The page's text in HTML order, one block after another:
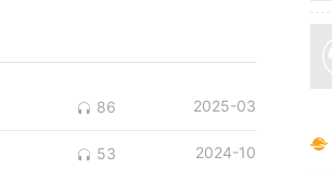
86 2025-03
53 2024-10